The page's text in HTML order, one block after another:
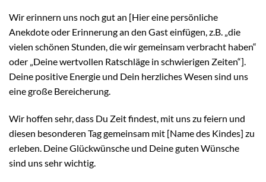
Wir erinnern uns noch gut an [Hier eine persönliche
Anekdote oder Erinnerung an den Gast einfügen, z.B. „die
vielen schönen Stunden, die wir gemeinsam verbracht haben“
oder „Deine wertvollen Ratschläge in schwierigen Zeiten“].
Deine positive Energie und Dein herzliches Wesen sind uns
eine große Bereicherung.
Wir hoffen sehr, dass Du Zeit findest, mit uns zu feiern und
diesen besonderen Tag gemeinsam mit [Name des Kindes] zu
erleben. Deine Glückwünsche und Deine guten Wünsche
sind uns sehr wichtig.